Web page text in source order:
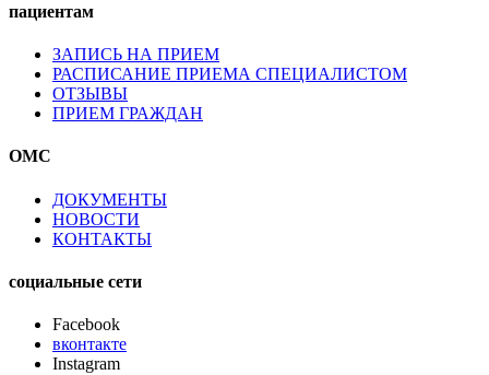
пациентам
ЗАПИСЬ НА ПРИЕМ
РАСПИСАНИЕ ПРИЕМА СПЕЦИАЛИСТОМ
ОТЗЫВЫ
ПРИЕМ ГРАЖДАН
ОМС
ДОКУМЕНТЫ
НОВОСТИ
КОНТАКТЫ
социальные сети
Facebook
вконтакте
Instagram